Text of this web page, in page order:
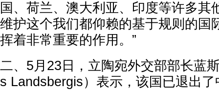
国、荷兰、澳大利亚、印度等许多其
维护这个我们都仰赖的基于规则的国
挥着非常重要的作用。”
二、5月23日，立陶宛外交部部长蓝
s Landsbergis）表示，该国已退出了